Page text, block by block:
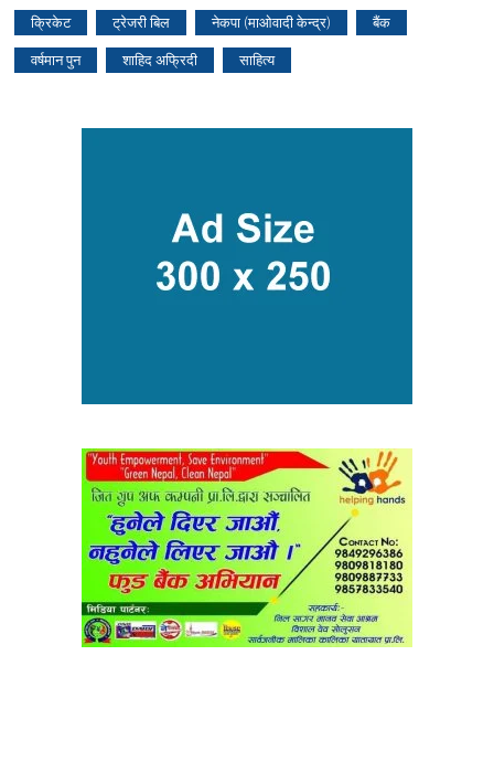
क्रिकेट ट्रेजरी बिल नेकपा (माओवादी केन्द्र) बैंक
वर्षमान पुन शाहिद अफ्रिदी साहित्य